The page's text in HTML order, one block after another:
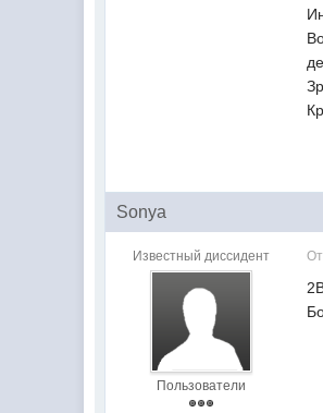
Sonya
Известный диссидент
Пользователи